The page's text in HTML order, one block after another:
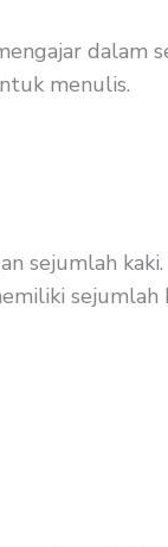
dalam
menulis.
sejumlah
sejumlah